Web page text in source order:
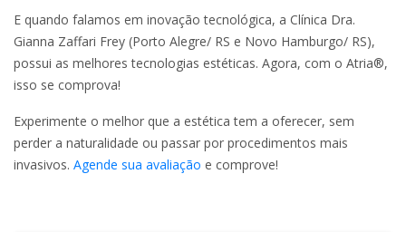
E quando falamos em inovação tecnológica, a Clínica Dra.
Gianna Zaffari Frey (Porto Alegre/ RS e Novo Hamburgo/ RS),
possui as melhores tecnologias estéticas. Agora, com o Atria®,
isso se comprova!
Experimente o melhor que a estética tem a oferecer, sem
perder a naturalidade ou passar por procedimentos mais
invasivos. Agende sua avaliação e comprove!